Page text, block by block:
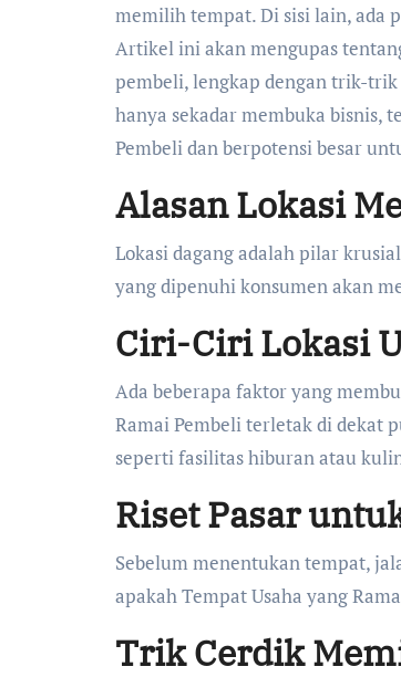
memilih tempat. Di sisi lain, ada
Artikel ini akan mengupas
pembeli, lengkap dengan trik-
hanya sekadar membuka bisnis,
Pembeli dan berpotensi besar
Alasan Lokasi
Lokasi dagang adalah pilar
yang dipenuhi konsumen akan
Ciri-Ciri Lokasi
Ada beberapa faktor yang
Ramai Pembeli terletak di dekat
seperti fasilitas hiburan atau
Riset Pasar
Sebelum menentukan tempat,
apakah Tempat Usaha yang
Trik Cerdik